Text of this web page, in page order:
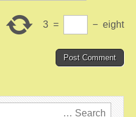
eight
−
=
3
Search